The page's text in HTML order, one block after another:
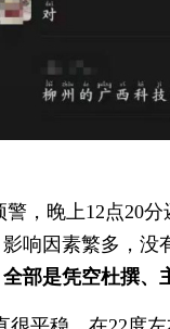
晚上12点20分
响因素繁多，
部是凭空杜撰、